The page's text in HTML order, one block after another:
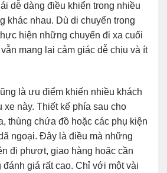
dễ dàng điều khiển trong nhiều
khác nhau. Dù di chuyển trong
hiện những chuyến đi xa cuối
mang lại cảm giác dễ chịu và ít
là ưu điểm khiến nhiều khách
xe này. Thiết kế phía sau cho
thùng chứa đồ hoặc các phụ kiện
ngoại. Đây là điều mà những
đi phượt, giao hàng hoặc cần
giá rất cao. Chỉ với một vài